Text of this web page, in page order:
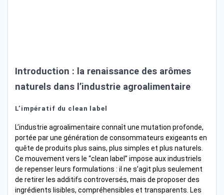
Introduction : la renaissance des arômes
naturels dans l’industrie agroalimentaire
L’impératif du clean label
L’industrie agroalimentaire connaît une mutation profonde,
portée par une génération de consommateurs exigeants en
quête de produits plus sains, plus simples et plus naturels.
Ce mouvement vers le “clean label” impose aux industriels
de repenser leurs formulations : il ne s’agit plus seulement
de retirer les additifs controversés, mais de proposer des
ingrédients lisibles, compréhensibles et transparents. Les